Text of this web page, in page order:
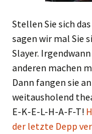
Stellen Sie sich
sagen wir mal Sie
Slayer.
anderen machen
Dann fangen sie
weitausholend
E-K-E-L-H-A-F-T!
der letzte Depp